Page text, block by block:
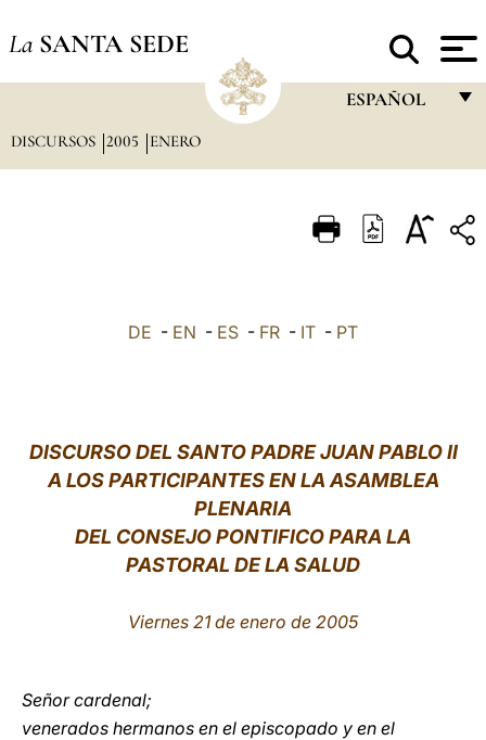
La SANTA SEDE
ESPAÑOL
ITALIANO
中文
DISCURSOS 2005 ENERO
DE - EN - ES - FR - IT - PT
DISCURSO DEL SANTO PADRE JUAN PABLO II
A LOS PARTICIPANTES EN LA ASAMBLEA
PLENARIA
DEL CONSEJO PONTIFICO PARA LA
PASTORAL DE LA SALUD
Viernes 21 de enero de 2005
Señor cardenal;
venerados hermanos en el episcopado y en el